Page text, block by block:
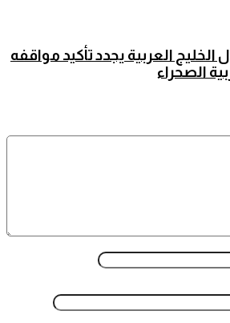
العربية يجدد تأكيد مواقفه
الصحراء